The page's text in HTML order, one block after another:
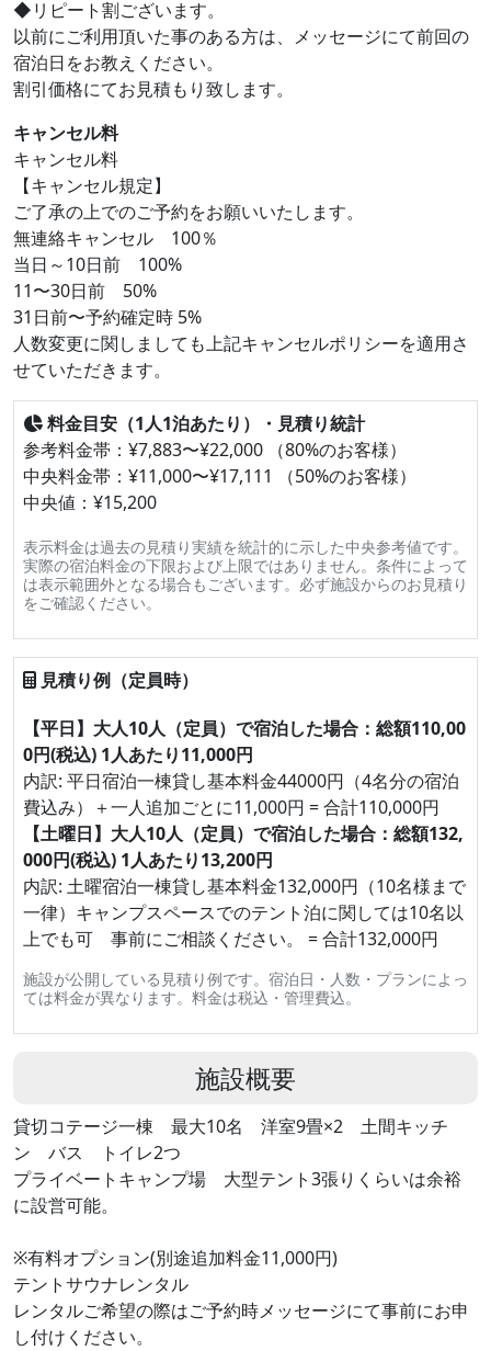
◆リピート割ございます。
以前にご利用頂いた事のある方は、メッセージにて前回の
宿泊日をお教えください。
割引価格にてお見積もり致します。
キャンセル料
キャンセル料
【キャンセル規定】
ご了承の上でのご予約をお願いいたします。
無連絡キャンセル 100％
当日～10日前 100%
11〜30日前 50%
31日前〜予約確定時 5%
人数変更に関しましても上記キャンセルポリシーを適用さ
せていただきます。
料金目安（1人1泊あたり）・見積り統計
参考料金帯：¥7,883〜¥22,000 （80%のお客様）
中央料金帯：¥11,000〜¥17,111 （50%のお客様）
中央値：¥15,200
表示料金は過去の見積り実績を統計的に示した中央参考値です。
実際の宿泊料金の下限および上限ではありません。条件によって
は表示範囲外となる場合もございます。必ず施設からのお見積り
をご確認ください。
見積り例（定員時）
【平日】大人10人（定員）で宿泊した場合：総額110,00
0円(税込) 1人あたり11,000円
内訳: 平日宿泊一棟貸し基本料金44000円（4名分の宿泊
費込み）＋一人追加ごとに11,000円 = 合計110,000円
【土曜日】大人10人（定員）で宿泊した場合：総額132,
000円(税込) 1人あたり13,200円
内訳: 土曜宿泊一棟貸し基本料金132,000円（10名様まで
一律）キャンプスペースでのテント泊に関しては10名以
上でも可 事前にご相談ください。 = 合計132,000円
施設が公開している見積り例です。宿泊日・人数・プランによっ
ては料金が異なります。料金は税込・管理費込。
施設概要
貸切コテージ一棟 最大10名 洋室9畳×2 土間キッチ
ン バス トイレ2つ
プライベートキャンプ場 大型テント3張りくらいは余裕
に設営可能。
※有料オプション(別途追加料金11,000円)
テントサウナレンタル
レンタルご希望の際はご予約時メッセージにて事前にお申
し付けください。